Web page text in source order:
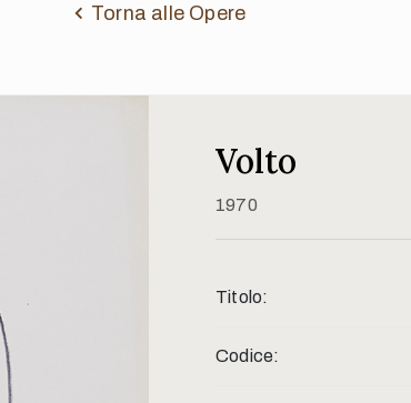
Torna alle Opere
Volto
1970
Titolo:
Codice: